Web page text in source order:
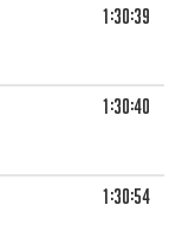
1:30:39
1:30:40
1:30:54